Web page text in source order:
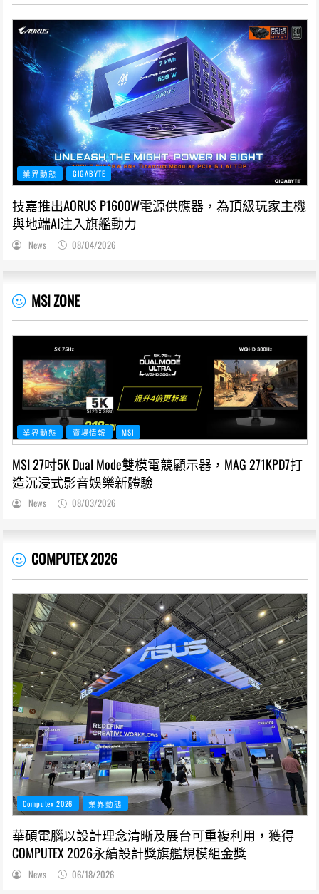
業界動態 GIGABYTE
技嘉推出AORUS P1600W電源供應器，為頂級玩家主機
與地端AI注入旗艦動力
News 08/04/2026
MSI ZONE
業界動態 賣場情報 MSI
MSI 27吋5K Dual Mode雙模電競顯示器，MAG 271KPD7打
造沉浸式影音娛樂新體驗
News 08/03/2026
COMPUTEX 2026
Computex 2026 業界動態
華碩電腦以設計理念清晰及展台可重複利用，獲得
COMPUTEX 2026永續設計獎旗艦規模組金獎
News 06/18/2026